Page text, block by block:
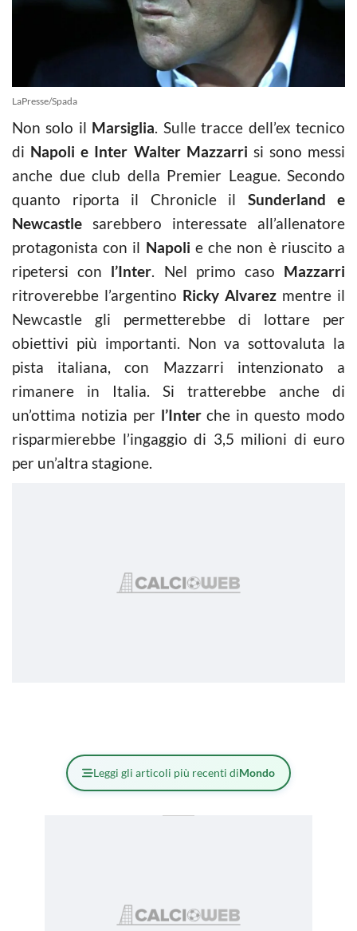
LaPresse/Spada
Non solo il Marsiglia. Sulle tracce dell’ex tecnico
di Napoli e Inter Walter Mazzarri si sono messi
anche due club della Premier League. Secondo
quanto riporta il Chronicle il Sunderland e
Newcastle sarebbero interessate all’allenatore
protagonista con il Napoli e che non è riuscito a
ripetersi con l’Inter. Nel primo caso Mazzarri
ritroverebbe l’argentino Ricky Alvarez mentre il
Newcastle gli permetterebbe di lottare per
obiettivi più importanti. Non va sottovaluta la
pista italiana, con Mazzarri intenzionato a
rimanere in Italia. Si tratterebbe anche di
un’ottima notizia per l’Interche in questo modo
risparmierebbe l’ingaggio di 3,5 milioni di euro
per un’altra stagione.
Leggi gli articoli più recenti diMondo